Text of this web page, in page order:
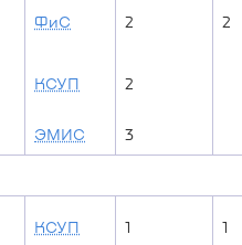
ФиС 2 2
КСУП 2
ЭМИС 3
КСУП 1 1